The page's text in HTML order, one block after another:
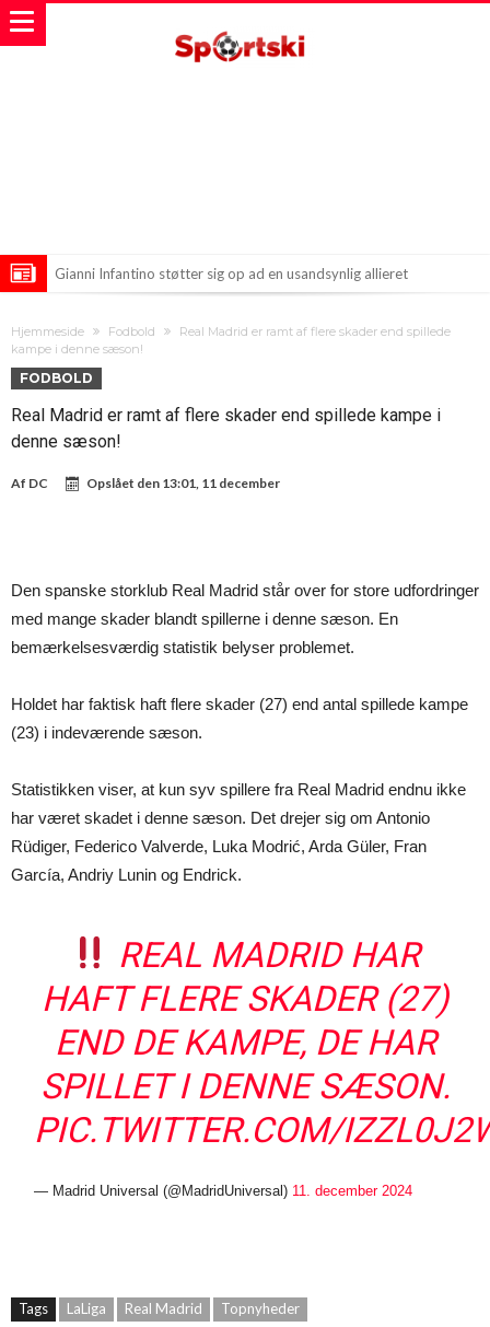
Gianni Infantino støtter sig op ad en usandsynlig allieret
fodbold
Nye Rygter Om Infantino Skaber Bølger I Fodboldverdenen
Hjemmeside Fodbold
Real Madrid er ramt af flere skader end spillede
kampe i denne sæson!
FODBOLD
Real Madrid er ramt af flere skader end spillede kampe i
denne sæson!
Af DC Opslået den 13:01, 11 december
Den spanske storklub Real Madrid står over for store udfordringer
med mange skader blandt spillerne i denne sæson. En
bemærkelsesværdig statistik belyser problemet.
Holdet har faktisk haft flere skader (27) end antal spillede kampe
(23) i indeværende sæson.
Statistikken viser, at kun syv spillere fra Real Madrid endnu ikke
har været skadet i denne sæson. Det drejer sig om Antonio
Rüdiger, Federico Valverde, Luka Modrić, Arda Güler, Fran
García, Andriy Lunin og Endrick.
REAL MADRID HAR
HAFT FLERE SKADER (27)
END DE KAMPE, DE HAR
SPILLET I DENNE SÆSON.
PIC.TWITTER.COM/
— Madrid Universal (@MadridUniversal) 11. december 2024
Tags LaLiga Real Madrid Topnyheder